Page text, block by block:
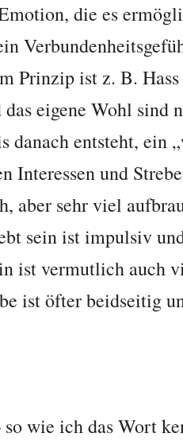
die es
Prinzip ist z. B.
eigene Wohl sind
danach entsteht, ein
Interessen und
aber sehr viel
sein ist impulsiv
ist vermutlich auch
ist öfter beidseitig
so wie ich das Wort